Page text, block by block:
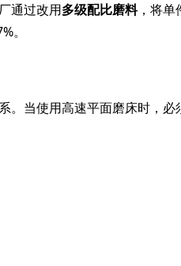
通过改用多级配比磨料，将单
。
。当使用高速平面磨床时，必